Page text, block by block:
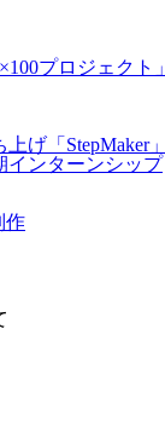
プロジェクト」
げ「StepMaker」
インターンシップ
作